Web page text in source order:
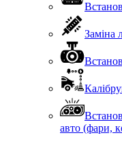
Заміна
авто (фари,